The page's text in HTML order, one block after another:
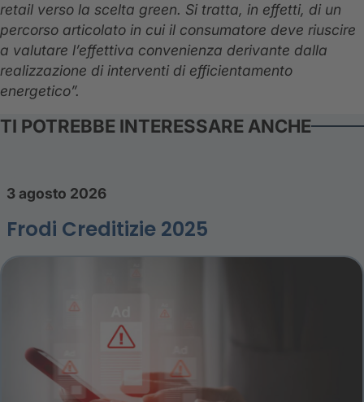
retail verso la scelta green. Si tratta, in effetti, di un
percorso articolato in cui il consumatore deve riuscire
a valutare l’effettiva convenienza derivante dalla
realizzazione di interventi di efficientamento
energetico”.
TI POTREBBE INTERESSARE ANCHE
3 agosto 2026
Frodi Creditizie 2025